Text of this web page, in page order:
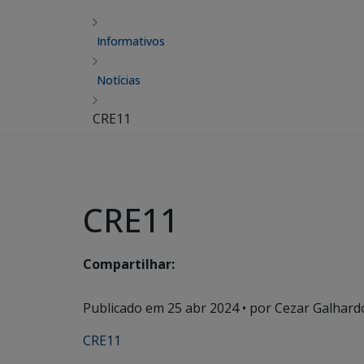
Informativos
Notícias
CRE11
CRE11
Compartilhar:
Publicado em 25 abr 2024• por Cezar
CRE11